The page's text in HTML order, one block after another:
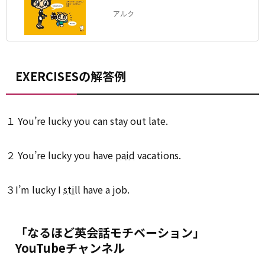
アルク
EXERCISESの解答例
１ You’re lucky you can stay out late.
２ You’re lucky you have paid vacations.
３I’m lucky I still have a job.
「なるほど英会話モチベーション」
YouTubeチャンネル